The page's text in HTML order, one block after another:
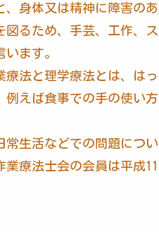
、身体又は精神に障害の
図るため、手芸、工作、
ます。
療法と理学療法とは、は
例えば食事での手の使い
常生活などでの問題につ
療法士会の会員は平成11